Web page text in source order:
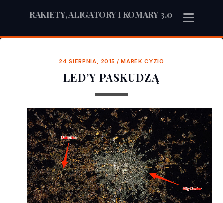
RAKIETY, ALIGATORY I KOMARY 3.0
24 SIERPNIA, 2015 /MAREK CYZIO
LED’Y PASKUDZĄ